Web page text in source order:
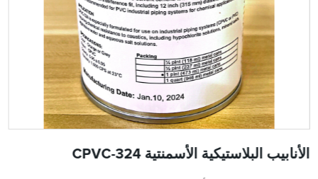
الأنابيب البلاستيكية الأسمنتية CPVC-324